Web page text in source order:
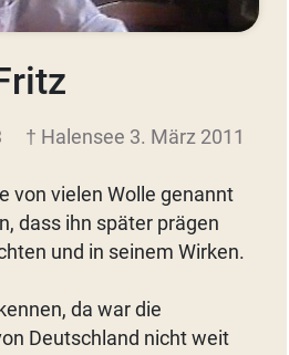
† Halensee 3. März 2011
von vielen Wolle genannt
dass ihn später prägen
und in seinem Wirken.
da war die
Deutschland nicht weit